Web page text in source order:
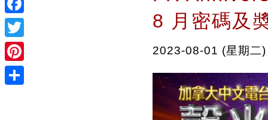
Facebook
Twitter
Pinterest
8 月密碼及
2023-08-01 (星期二)